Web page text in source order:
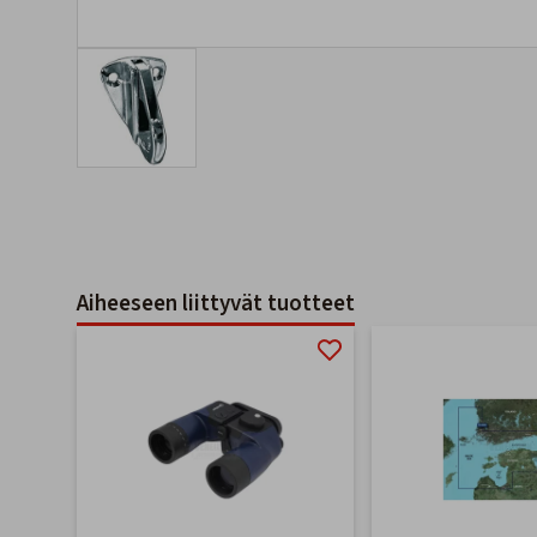
Aiheeseen liittyvät tuotteet